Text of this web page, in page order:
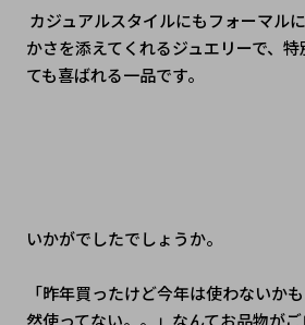
かさを添えてくれるジュエリーで、
ても喜ばれる一品です。
いかがでしたでしょうか。
「昨年買ったけど今年は使わないか
然使ってない。。」なんてお品物が